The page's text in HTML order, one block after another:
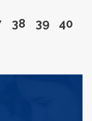
to page
Go to page
38 Go to
39 Go
40